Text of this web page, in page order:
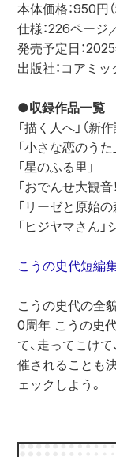
本体価格：950円
仕様：226ページ
発売予定日：
出版社：コアミッ
●収録作品一覧
「描く人へ」（新作
「小さな恋のうた
「星のふる里」
「おでんせ大観音！
「リーゼと原始の
「ヒジヤマさん
こうの史代短編
こうの史代の全
0周年 こうの史
て、走ってこけ
催されることも
ェックしよう。